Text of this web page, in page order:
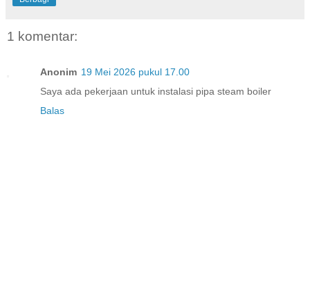
1 komentar:
Anonim 19 Mei 2026 pukul 17.00
Saya ada pekerjaan untuk instalasi pipa steam boiler
Balas